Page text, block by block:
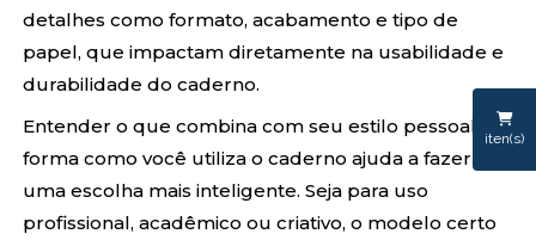
iten(s)
detalhes como formato, acabamento e tipo de
papel, que impactam diretamente na usabilidade e
durabilidade do caderno.
Entender o que combina com seu estilo pessoal e a
forma como você utiliza o caderno ajuda a fazer
uma escolha mais inteligente. Seja para uso
profissional, acadêmico ou criativo, o modelo certo